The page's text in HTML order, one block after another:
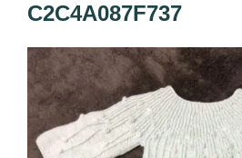
C2C4A087F737